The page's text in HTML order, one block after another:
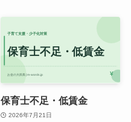
保育士不足・低賃金
2026年7月21日